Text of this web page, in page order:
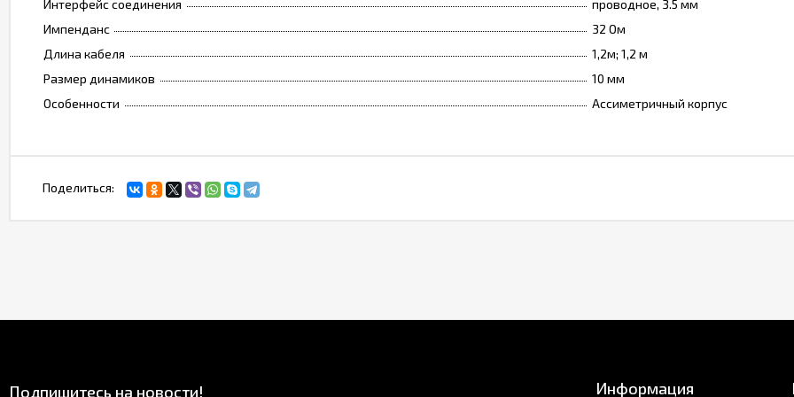
Интерфейс соединения
проводное, 3.5 мм
Импенданс
32 Ом
Длина кабеля
1,2м; 1,2 м
Размер динамиков
10 мм
Особенности
Ассиметричный корпус
Поделиться:
Подпишитесь на новости! Информация